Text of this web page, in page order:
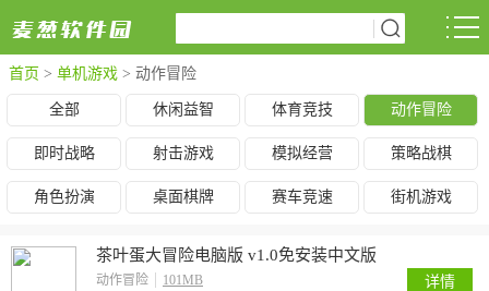
首页 > 单机游戏 > 动作冒险
全部 休闲益智 体育竞技 动作冒险
即时战略 射击游戏 模拟经营 策略战棋
角色扮演 桌面棋牌 赛车竞速 街机游戏
茶叶蛋大冒险电脑版 v1.0免安装中文版
动作冒险
101MB
详情